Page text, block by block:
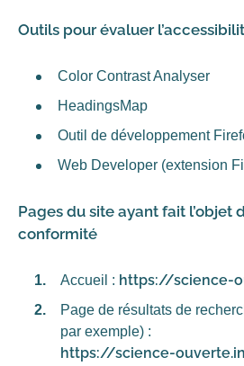
Outils pour évaluer
Color Contrast Analyser
HeadingsMap
Outil de développement
Web Developer (extension
Pages du site ayant fait l’objet
conformité
Accueil : https://science-
Page de résultats de
par exemple) :
https://science-